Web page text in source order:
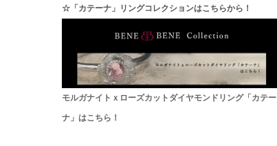
☆「カテーナ」リングコレクションはこちらから！
モルガナイトｘローズカットダイヤモンドリング「カテー
ナ」はこちら！